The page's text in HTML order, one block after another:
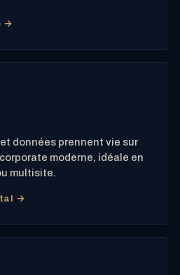
→
données prennent vie sur
moderne, idéale en
multisite.
→